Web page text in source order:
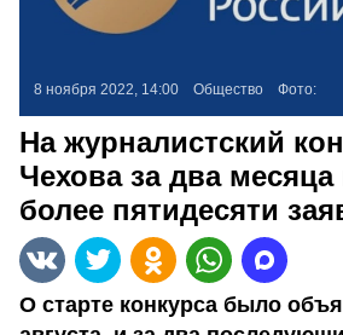
8 ноября 2022, 14:00 Общество Фото:
На журналистский
Чехова за два
более пятидесяти
О старте конкурса было